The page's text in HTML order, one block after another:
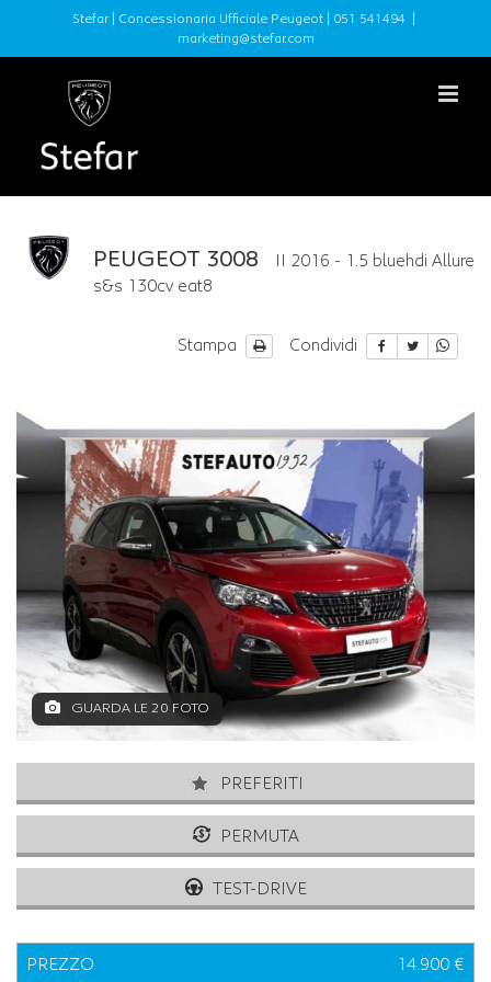
Stefar | Concessionaria Ufficiale Peugeot | 051 541494
marketing@stefar.com
PEUGEOT 3008
II 2016 - 1.5 bluehdi Allure
s&s 130cv eat8
Stampa Condividi
GUARDA LE 20 FOTO
PREFERITI
PERMUTA
TEST-DRIVE
PREZZO 14.900 €